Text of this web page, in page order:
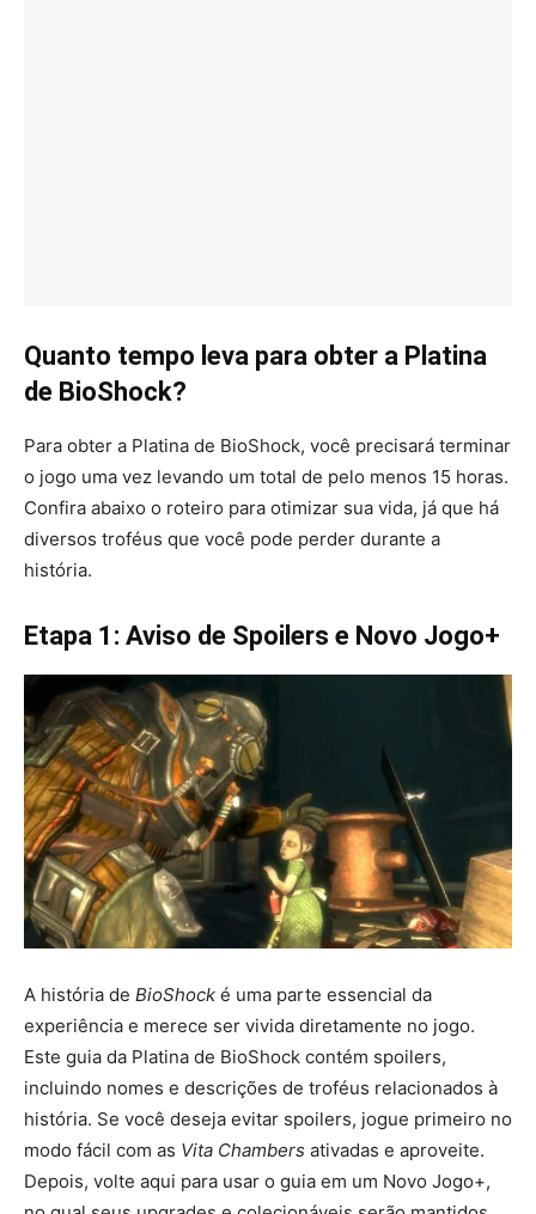
Quanto tempo leva para obter a Platina
de BioShock?
Para obter a Platina de BioShock, você precisará terminar
o jogo uma vez levando um total de pelo menos 15 horas.
Confira abaixo o roteiro para otimizar sua vida, já que há
diversos troféus que você pode perder durante a
história.
Etapa 1: Aviso de Spoilers e Novo Jogo+
A história de BioShock é uma parte essencial da
experiência e merece ser vivida diretamente no jogo.
Este guia da Platina de BioShock contém spoilers,
incluindo nomes e descrições de troféus relacionados à
história. Se você deseja evitar spoilers, jogue primeiro no
modo fácil com as Vita Chambers ativadas e aproveite.
Depois, volte aqui para usar o guia em um Novo Jogo+,